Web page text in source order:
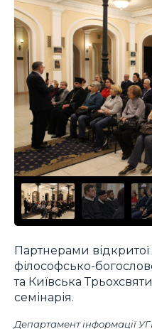
Партнерами відкритої
філософсько-
та Київська
семінарія.
Департамент інформації